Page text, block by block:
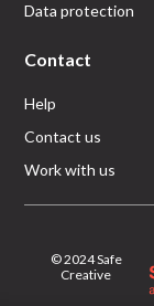
Data protection
Contact
Help
Contact us
Work with us
© 2024 Safe
Creative